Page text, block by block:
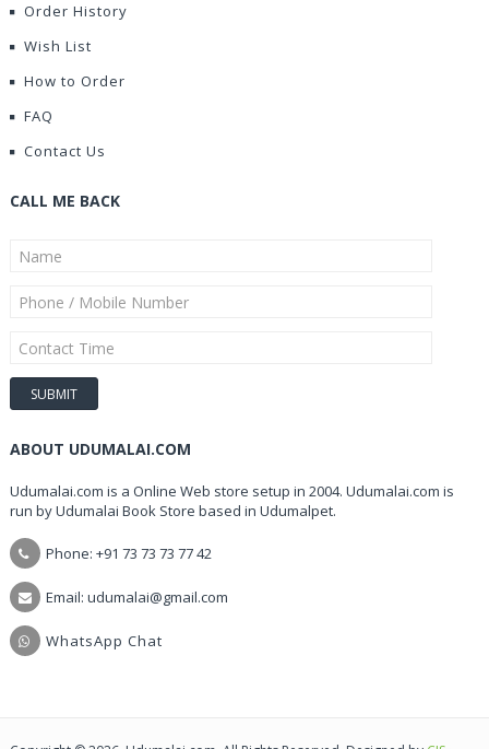
Order History
Wish List
How to Order
FAQ
Contact Us
CALL ME BACK
ABOUT UDUMALAI.COM
Udumalai.com is a Online Web store setup in 2004. Udumalai.com is
run by Udumalai Book Store based in Udumalpet.
Phone: +91 73 73 73 77 42
Email: udumalai@gmail.com
WhatsApp Chat